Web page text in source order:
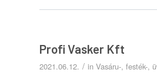
Profi Vasker Kft
2021.06.12. / in Vasáru-, festék-,